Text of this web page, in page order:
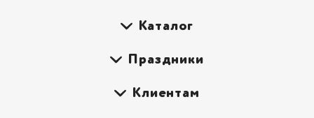
Каталог
Праздники
Клиентам